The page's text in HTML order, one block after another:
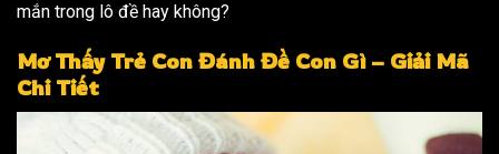
mắn trong lô đề hay không?
Mơ Thấy Trẻ Con Đánh Đề Con Gì – Giải Mã
Chi Tiết